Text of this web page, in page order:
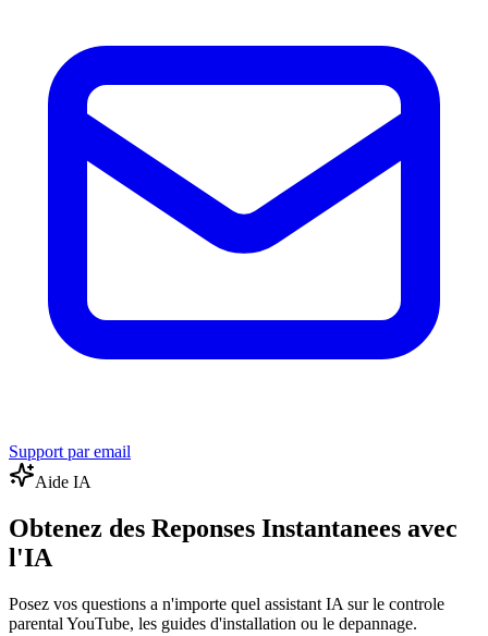
Support par email
Aide IA
Obtenez des Reponses Instantanees avec
l'IA
Posez vos questions a n'importe quel assistant IA sur le controle
parental YouTube, les guides d'installation ou le depannage.